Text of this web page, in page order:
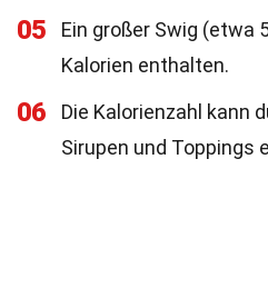
05
Ein großer Swig (etwa
Kalorien enthalten.
06
Die Kalorienzahl kann
Sirupen und Toppings